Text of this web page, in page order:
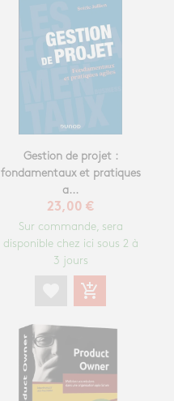
Gestion de projet :
fondamentaux et pratiques
a...
23,00 €
Sur commande, sera
disponible chez ici sous 2 à
3 jours
add_shopping_cart